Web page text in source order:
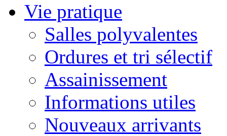
Vie pratique
Salles polyvalentes
Ordures et tri sélectif
Assainissement
Informations utiles
Nouveaux arrivants